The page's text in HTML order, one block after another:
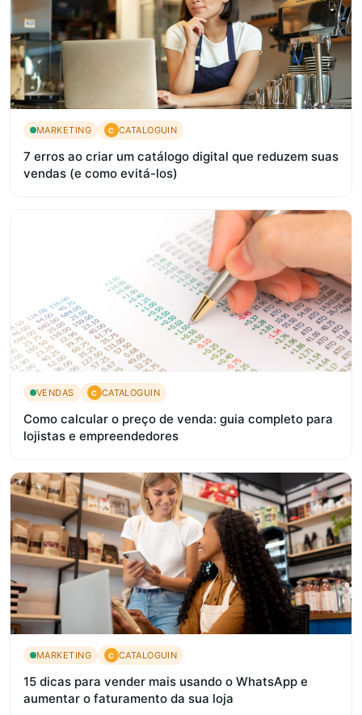
MARKETING C CATALOGUIN
7 erros ao criar um catálogo digital que reduzem suas
vendas (e como evitá-los)
VENDAS C CATALOGUIN
Como calcular o preço de venda: guia completo para
lojistas e empreendedores
MARKETING C CATALOGUIN
15 dicas para vender mais usando o WhatsApp e
aumentar o faturamento da sua loja